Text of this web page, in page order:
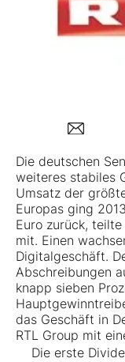
Mein B:O
Folgen Sie uns
Kontakt
Die deutschen
weiteres stabiles
Umsatz der
Europas ging
Euro zurück,
mit. Einen
Digitalgeschäft.
Abschreibungen
knapp sieben
das Geschäft in
RTL Group mit
Die erste